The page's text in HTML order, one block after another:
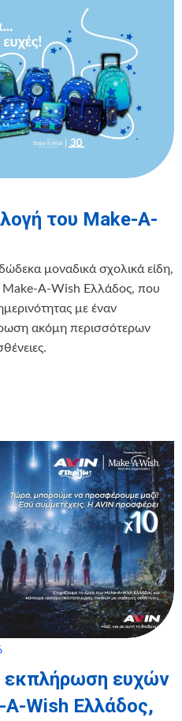
του Make-A-
μοναδικά σχολικά είδη,
Make-A-Wish Ελλάδος, που
με έναν
ακόμη περισσότερων
εκπλήρωση ευχών
Wish Ελλάδος,